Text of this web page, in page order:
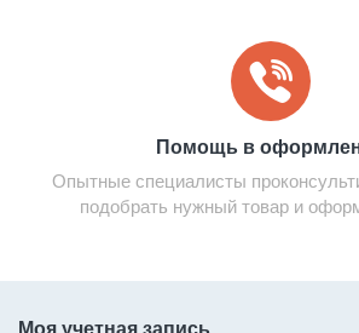
Помощь в
Опытные специалисты
подобрать нужный товар и
Моя учетная запись